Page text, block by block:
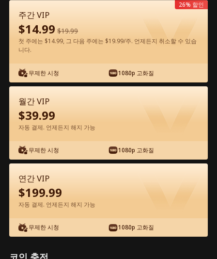
에피소드 29 - 꽝인줄 알았던 아빠가 알고
보니 세계 최강 거물?! 전체 영화
0-49 50-72 모든 에피소드
29
주간 VIP
$14.99 $19.99
첫 주에는 $14.99, 그 다음 주에는 $19.99/주. 언제든지 취소할 수 있습
니다.
무제한 시청 1080p 고화질
26% 할인
월간 VIP
$39.99
자동 결제. 언제든지 해지 가능
무제한 시청 1080p 고화질
연간 VIP
$199.99
자동 결제. 언제든지 해지 가능
무제한 시청 1080p 고화질